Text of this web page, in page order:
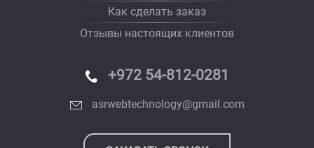
Как сделать заказ
Отзывы настоящих клиентов
+972 54-812-0281
asrwebtechnology@gmail.com